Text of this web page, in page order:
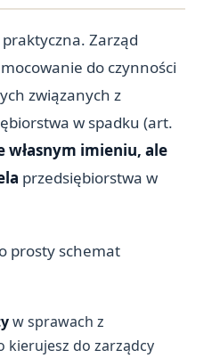
Zarząd
do czynności
związanych z
w spadku (art.
własnym imieniu, ale
przedsiębiorstwa w
prosty schemat
w sprawach z
kierujesz do zarządcy